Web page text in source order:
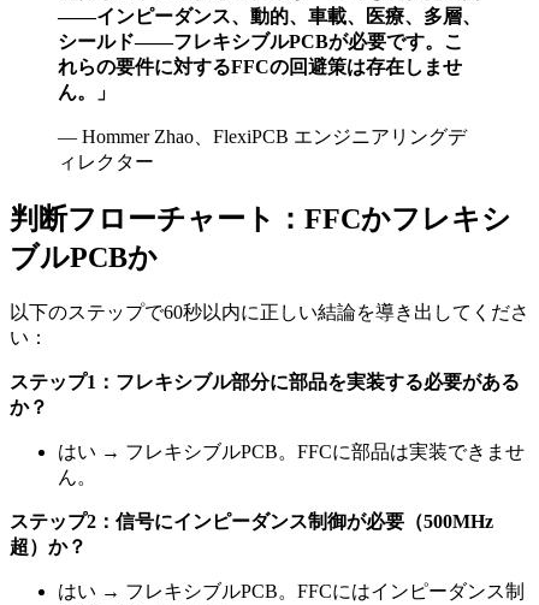
——インピーダンス、動的、車載、医療、多層、
シールド——フレキシブルPCBが必要です。こ
れらの要件に対するFFCの回避策は存在しませ
ん。」
— Hommer Zhao、FlexiPCB エンジニアリングデ
ィレクター
判断フローチャート：FFCかフレキシ
ブルPCBか
以下のステップで60秒以内に正しい結論を導き出してくださ
い：
ステップ1：フレキシブル部分に部品を実装する必要がある
か？
はい → フレキシブルPCB。FFCに部品は実装できませ
ん。
ステップ2：信号にインピーダンス制御が必要（500MHz
超）か？
はい → フレキシブルPCB。FFCにはインピーダンス制